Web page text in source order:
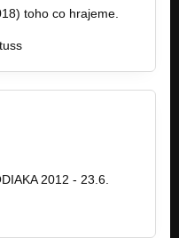
toho co hrajeme.
2012 - 23.6.